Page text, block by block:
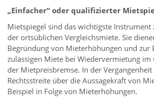
„Einfacher“ oder qualifizierter
Mietspiegel sind das wichtigste
der ortsüblichen Vergleichsmiete. Sie
Begründung von Mieterhöhungen und zur
zulässigen Miete bei Wiedervermietung im
der Mietpreisbremse. In der Vergangenheit
Rechtsstreite über die Aussagekraft von
Beispiel in Folge von Mieterhöhungen.